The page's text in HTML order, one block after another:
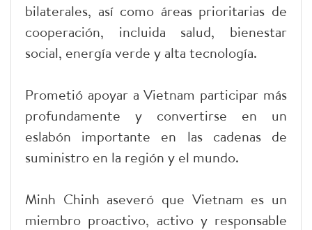
bilaterales, así como áreas prioritarias de
cooperación, incluida salud, bienestar
social, energía verde y alta tecnología.
Prometió apoyar a Vietnam participar más
profundamente y convertirse en un
eslabón importante en las cadenas de
suministro en la región y el mundo.
Minh Chinh aseveró que Vietnam es un
miembro proactivo, activo y responsable